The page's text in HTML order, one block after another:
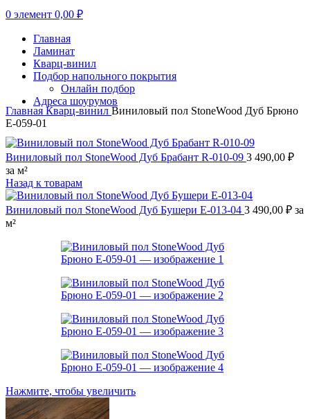
0 элемент 0,00 ₽
Главная
Ламинат
Кварц-винил
Подбор напольного покрытия
Онлайн подбор
Адреса шоурумов
Главная Кварц-винил Виниловый пол StoneWood Дуб Брюно
E-059-01
Виниловый пол StoneWood Дуб Брабант R-010-09 3 490,00 ₽
за м²
Назад к товарам
Виниловый пол StoneWood Дуб Бушери E-013-04 3 490,00 ₽ за
м²
Нажмите, чтобы увеличить